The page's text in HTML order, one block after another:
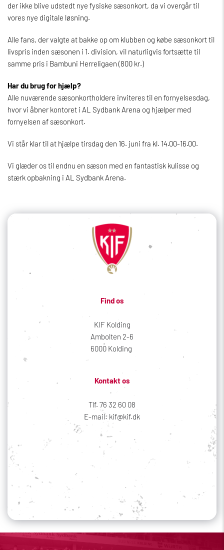
der ikke blive udstedt nye fysiske sæsonkort, da vi overgår til
vores nye digitale løsning.
Alle fans, der valgte at bakke op om klubben og købe sæsonkort til
livspris inden sæsonen i 1. division, vil naturligvis fortsætte til
samme pris i Bambuni Herreligaen (800 kr.)
Har du brug for hjælp?
Alle nuværende sæsonkortholdere inviteres til en fornyelsesdag,
hvor vi åbner kontoret i AL Sydbank Arena og hjælper med
fornyelsen af sæsonkort.
Vi står klar til at hjælpe tirsdag den 16. juni fra kl. 14.00-16.00.
Vi glæder os til endnu en sæson med en fantastisk kulisse og
stærk opbakning i AL Sydbank Arena.
Find os
KIF Kolding
Ambolten 2-6
6000 Kolding
Kontakt os
Tlf. 76 32 60 08
E-mail: kif@kif.dk
Sociale medier
Din profil